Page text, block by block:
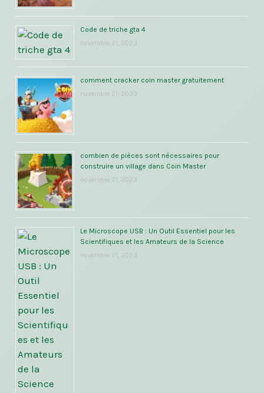
Code de triche gta 4
novembre 21, 2023
comment cracker coin master gratuitement
novembre 21, 2023
combien de pièces sont nécessaires pour
construire un village dans Coin Master
novembre 21, 2023
Le Microscope USB : Un Outil Essentiel pour les
Scientifiques et les Amateurs de la Science
novembre 21, 2023